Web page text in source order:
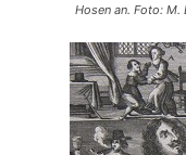
Hosen an. Foto: M.